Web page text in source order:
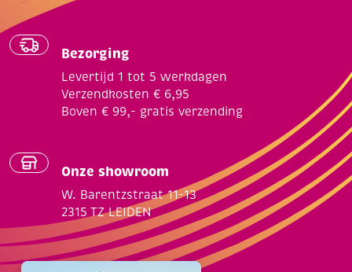
Bezorging
Levertijd 1 tot 5 werkdagen
Verzendkosten € 6,95
Boven € 99,- gratis verzending
Onze showroom
W. Barentzstraat 11-13
2315 TZ LEIDEN